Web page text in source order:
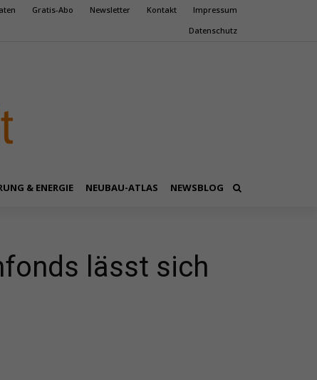
Gratis-Abo Newsletter Kontakt
Impressum
Datenschutz
& ENERGIE NEUBAU-ATLAS NEWSBLOG
lässt sich